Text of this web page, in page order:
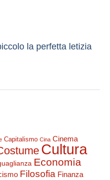
la perfetta letizia
Capitalismo Cina Cinema
Cultura
Economia
Filosofia Finanza